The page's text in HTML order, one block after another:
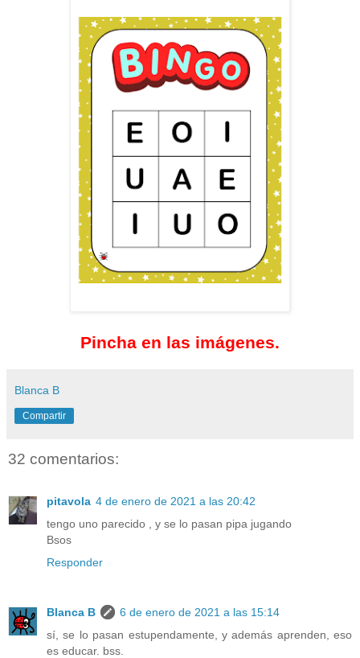
Pincha en las imágenes.
Blanca B
Compartir
32 comentarios:
pitavola 4 de enero de 2021 a las 20:42
tengo uno parecido , y se lo pasan pipa jugando
Bsos
Responder
Blanca B
6 de enero de 2021 a las 15:14
sí, se lo pasan estupendamente, y además aprenden, eso
es educar. bss.